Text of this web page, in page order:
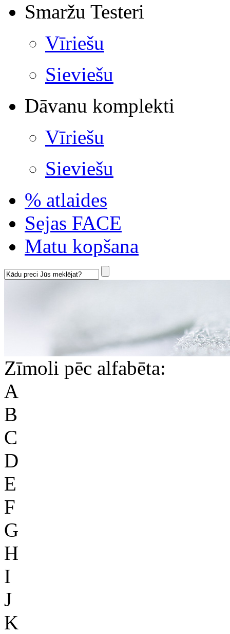
Smaržu Testeri
Vīriešu
Sieviešu
Dāvanu komplekti
Vīriešu
Sieviešu
% atlaides
Sejas FACE
Matu kopšana
Zīmoli pēc alfabēta:
A
B
C
D
E
F
G
H
I
J
K